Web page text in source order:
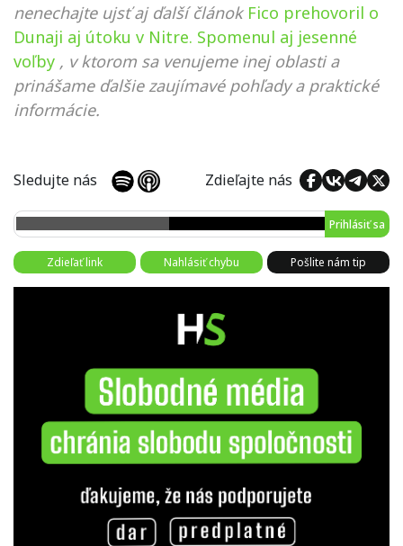
nenechajte ujsť aj ďalší článok Fico prehovoril o
Dunaji aj útoku v Nitre. Spomenul aj jesenné
voľby , v ktorom sa venujeme inej oblasti a
prinášame ďalšie zaujímavé pohľady a praktické
informácie.
Sledujte nás Zdieľajte nás
Prihlásiť sa
Zdieľať link Nahlásiť chybu Pošlite nám tip